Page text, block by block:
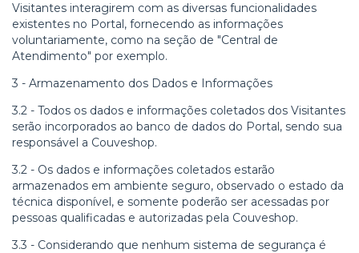
Visitantes interagirem com as diversas funcionalidades
existentes no Portal, fornecendo as informações
voluntariamente, como na seção de "Central de
Atendimento" por exemplo.
3 - Armazenamento dos Dados e Informações
3.2 - Todos os dados e informações coletados dos Visitantes
serão incorporados ao banco de dados do Portal, sendo sua
responsável a Couveshop.
3.2 - Os dados e informações coletados estarão
armazenados em ambiente seguro, observado o estado da
técnica disponível, e somente poderão ser acessadas por
pessoas qualificadas e autorizadas pela Couveshop.
3.3 - Considerando que nenhum sistema de segurança é